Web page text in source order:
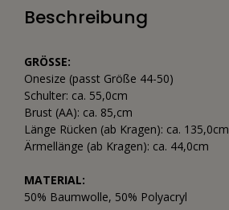
Beschreibung
GRÖSSE:
Onesize (passt Größe 44-50)
Schulter: ca. 55,0cm
Brust (AA): ca. 85,cm
Länge Rücken (ab Kragen): ca. 135,0cm
Ärmellänge (ab Kragen): ca. 44,0cm
MATERIAL:
50% Baumwolle, 50% Polyacryl